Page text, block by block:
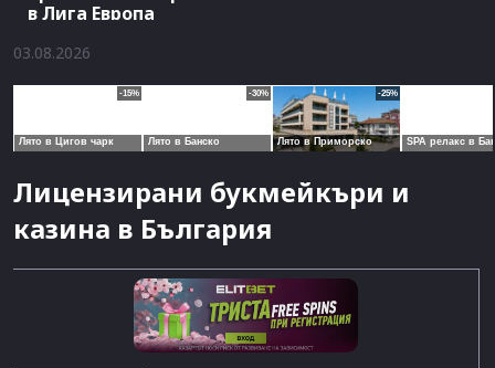
в Лига Европа
03.08.2026
Лицензирани букмейкъри и
казина в България